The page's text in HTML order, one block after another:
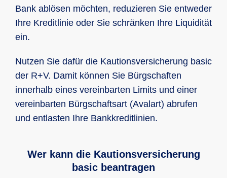
Bank ablösen möchten, reduzieren Sie entweder
Ihre Kreditlinie oder Sie schränken Ihre Liquidität
ein.
Nutzen Sie dafür die Kautionsversicherung basic
der R+V. Damit können Sie Bürgschaften
innerhalb eines vereinbarten Limits und einer
vereinbarten Bürgschaftsart (Avalart) abrufen
und entlasten Ihre Bankkreditlinien.
Wer kann die Kautionsversicherung
basic beantragen